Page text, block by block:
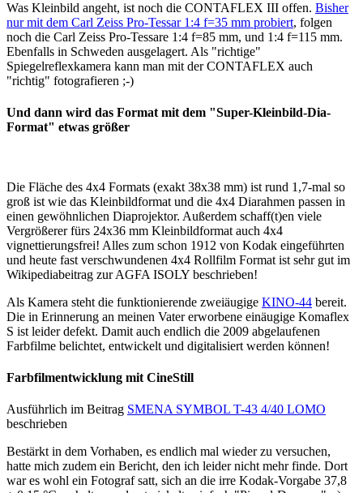
Was Kleinbild angeht, ist noch die CONTAFLEX III offen. Bisher
nur mit dem Carl Zeiss Pro-Tessar 1:4 f=35 mm probiert, folgen
noch die Carl Zeiss Pro-Tessare 1:4 f=85 mm, und 1:4 f=115 mm.
Ebenfalls in Schweden ausgelagert. Als "richtige"
Spiegelreflexkamera kann man mit der CONTAFLEX auch
"richtig" fotografieren ;-)
Und dann wird das Format mit dem "Super-Kleinbild-Dia-
Format" etwas größer
Die Fläche des 4x4 Formats (exakt 38x38 mm) ist rund 1,7-mal so
groß ist wie das Kleinbildformat und die 4x4 Diarahmen passen in
einen gewöhnlichen Diaprojektor. Außerdem schaff(t)en viele
Vergrößerer fürs 24x36 mm Kleinbildformat auch 4x4
vignettierungsfrei! Alles zum schon 1912 von Kodak eingeführten
und heute fast verschwundenen 4x4 Rollfilm Format ist sehr gut im
Wikipediabeitrag zur AGFA ISOLY beschrieben!
Als Kamera steht die funktionierende zweiäugige KINO-44 bereit.
Die in Erinnerung an meinen Vater erworbene einäugige Komaflex
S ist leider defekt. Damit auch endlich die 2009 abgelaufenen
Farbfilme belichtet, entwickelt und digitalisiert werden können!
Farbfilmentwicklung mit CineStill
Ausführlich im Beitrag SMENA SYMBOL T-43 4/40 LOMO
beschrieben
Bestärkt in dem Vorhaben, es endlich mal wieder zu versuchen,
hatte mich zudem ein Bericht, den ich leider nicht mehr finde. Dort
war es wohl ein Fotograf satt, sich an die irre Kodak-Vorgabe 37,8